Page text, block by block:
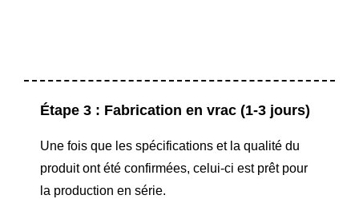
Étape 3 : Fabrication en vrac (1-3 jours)
Une fois que les spécifications et la qualité du
produit ont été confirmées, celui-ci est prêt pour
la production en série.